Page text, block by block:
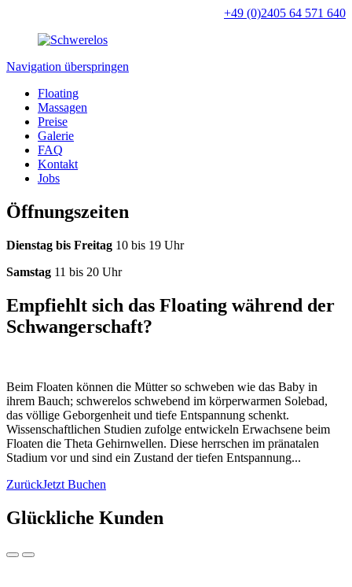
+49 (0)2405 64 571 640
Navigation überspringen
Floating
Massagen
Preise
Galerie
FAQ
Kontakt
Jobs
Öffnungszeiten
Dienstag bis Freitag 10 bis 19 Uhr
Samstag 11 bis 20 Uhr
Empfiehlt sich das Floating während der
Schwangerschaft?
Beim Floaten können die Mütter so schweben wie das Baby in
ihrem Bauch; schwerelos schwebend im körperwarmen Solebad,
das völlige Geborgenheit und tiefe Entspannung schenkt.
Wissenschaftlichen Studien zufolge entwickeln Erwachsene beim
Floaten die Theta Gehirnwellen. Diese herrschen im pränatalen
Stadium vor und sind ein Zustand der tiefen Entspannung...
ZurückJetzt Buchen
Glückliche Kunden